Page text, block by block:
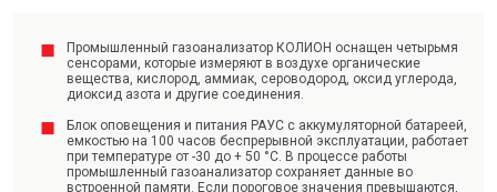
Промышленный газоанализатор КОЛИОН оснащен четырьмя
сенсорами, которые измеряют в воздухе органические
вещества, кислород, аммиак, сероводород, оксид углерода,
диоксид азота и другие соединения.
Блок оповещения и питания РАУС с аккумуляторной батареей,
емкостью на 100 часов беспрерывной эксплуатации, работает
при температуре от -30 до + 50 °С. В процессе работы
промышленный газоанализатор сохраняет данные во
встроенной памяти. Если пороговое значения превышаются,